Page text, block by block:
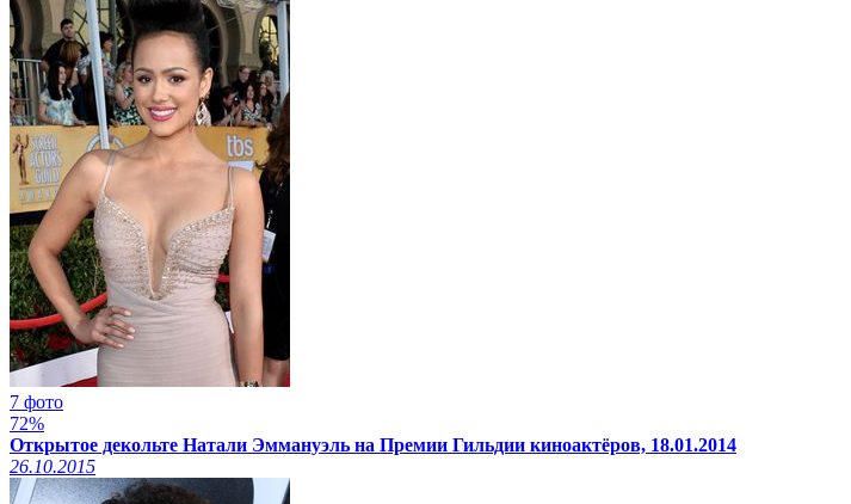
7 фото
72%
Открытое декольте Натали Эммануэль на Премии Гильдии киноактёров, 18.01.2014
26.10.2015